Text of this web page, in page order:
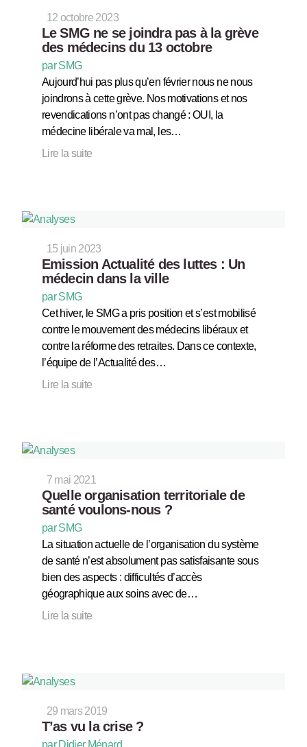
12 octobre 2023
Le SMG ne se joindra pas à la grève
des médecins du 13 octobre
par SMG
Aujourd’hui pas plus qu’en février nous ne nous
joindrons à cette grève. Nos motivations et nos
revendications n’ont pas changé : OUI, la
médecine libérale va mal, les…
Lire la suite
15 juin 2023
Emission Actualité des luttes : Un
médecin dans la ville
par SMG
Cet hiver, le SMG a pris position et s’est mobilisé
contre le mouvement des médecins libéraux et
contre la réforme des retraites. Dans ce contexte,
l’équipe de l’Actualité des…
Lire la suite
7 mai 2021
Quelle organisation territoriale de
santé voulons-nous ?
par SMG
La situation actuelle de l’organisation du système
de santé n’est absolument pas satisfaisante sous
bien des aspects : difficultés d’accès
géographique aux soins avec de…
Lire la suite
29 mars 2019
T’as vu la crise ?
par Didier Ménard